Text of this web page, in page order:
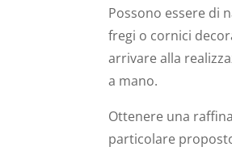
Possono essere di
fregi o cornici
arrivare alla
a mano.
Ottenere una
particolare